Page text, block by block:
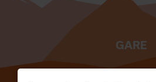
GARE